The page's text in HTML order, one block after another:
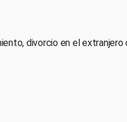
divorcio en el extranjero